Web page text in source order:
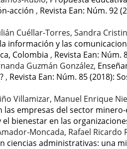
acción , Revista Ean: Núm. 92
Cuéllar-Torres, Sandra
información y las
Colombia , Revista Ean: Núm.
Guzmán González,
, Revista Ean: Núm. 85 (2018):
Villamizar, Manuel Enrique
empresas del sector
el bienestar en las
Moncada, Rafael
ciencias administrativas: una